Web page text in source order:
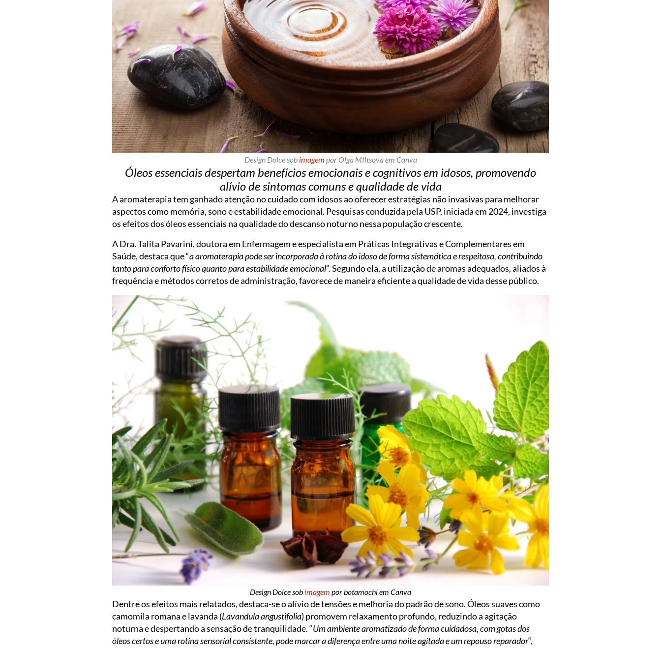
Design Dolce sob imagem por Olga MIltsova em Canva
Óleos essenciais despertam benefícios emocionais e cognitivos em idosos, promovendo
alívio de sintomas comuns e qualidade de vida
A aromaterapia tem ganhado atenção no cuidado com idosos ao oferecer estratégias não invasivas para melhorar
aspectos como memória, sono e estabilidade emocional. Pesquisas conduzida pela USP, iniciada em 2024, investiga
os efeitos dos óleos essenciais na qualidade do descanso noturno nessa população crescente.
A Dra. Talita Pavarini, doutora em Enfermagem e especialista em Práticas Integrativas e Complementares em
Saúde, destaca que “a aromaterapia pode ser incorporada à rotina do idoso de forma sistemática e respeitosa, contribuindo
tanto para conforto físico quanto para estabilidade emocional”. Segundo ela, a utilização de aromas adequados, aliados à
frequência e métodos corretos de administração, favorece de maneira eficiente a qualidade de vida desse público.
Design Dolce sob imagem por botamochi em Canva
Dentre os efeitos mais relatados, destaca-se o alívio de tensões e melhoria do padrão de sono. Óleos suaves como
camomila romana e lavanda (Lavandula angustifolia) promovem relaxamento profundo, reduzindo a agitação
noturna e despertando a sensação de tranquilidade. “Um ambiente aromatizado de forma cuidadosa, com gotas dos
óleos certos e uma rotina sensorial consistente, pode marcar a diferença entre uma noite agitada e um repouso reparador“,